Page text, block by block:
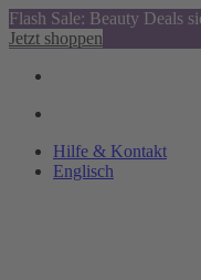
Flash Sale: Beauty Deals
Jetzt shoppen
Hilfe & Kontakt
Englisch